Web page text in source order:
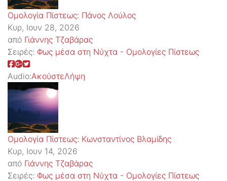
Ομολογία Πίστεως: Πάνος Λούλος
Κυρ, Ιουν 28, 2026
από Γιάννης Τζαβάρας
Σειρές: Φως μέσα στη Νύχτα - Ομολογίες Πίστεως
Audio:ΑκούστεΛήψη
Ομολογία Πίστεως: Κωνσταντίνος Βλαμίδης
Κυρ, Ιουν 14, 2026
από Γιάννης Τζαβάρας
Σειρές: Φως μέσα στη Νύχτα - Ομολογίες Πίστεως